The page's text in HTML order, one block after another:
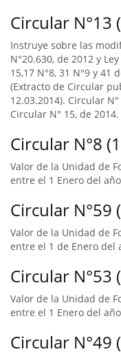
Circular N°13
Instruye sobre las
N°20.630, de 2012 y
15,17 N°8, 31 N°9 y 41
(Extracto de Circular
12.03.2014). Circular
Circular N° 15, de 2014.
Circular N°8
Valor de la Unidad de
entre el 1 Enero del
Circular N°59
Valor de la Unidad de
entre el 1 de Enero del
Circular N°53
Valor de la Unidad de
entre el 1 Enero del
Circular N°49